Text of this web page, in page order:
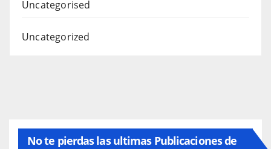
Uncategorised
Uncategorized
No te pierdas las ultimas Publicaciones de